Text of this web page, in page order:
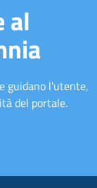
al
guidano l'utente,
del portale.